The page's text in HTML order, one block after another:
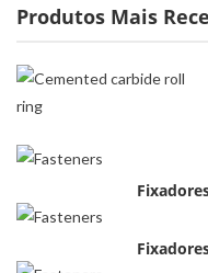
Produtos Mais